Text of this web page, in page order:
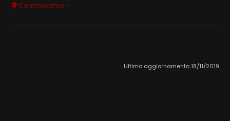
Centralissima -
Ultimo aggiornamento 18/11/2019